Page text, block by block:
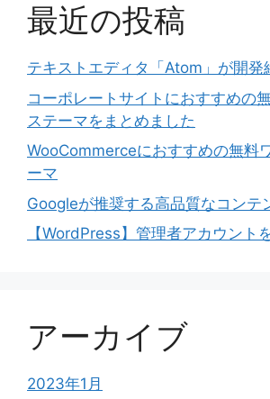
最近の投稿
テキストエディタ「Atom」が開発
コーポレートサイトにおすすめの
ステーマをまとめました
WooCommerceにおすすめの無料
ーマ
Googleが推奨する高品質なコンテ
【WordPress】管理者アカウント
アーカイブ
2023年1月